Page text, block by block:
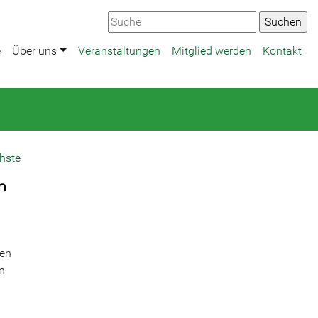
Über uns Veranstaltungen Mitglied werden Kontakt